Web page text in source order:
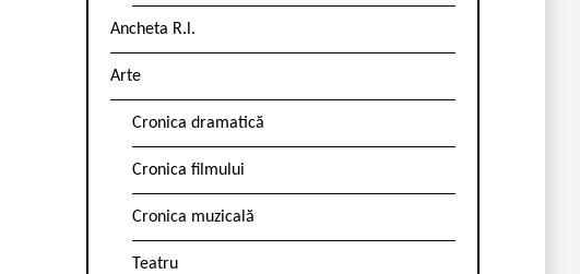
Ancheta R.l.
Arte
Cronica dramatică
Cronica filmului
Cronica muzicală
Teatru